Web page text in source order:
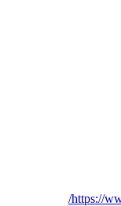
https://